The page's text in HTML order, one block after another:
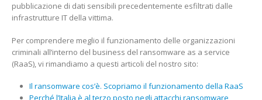
pubblicazione di dati sensibili precedentemente esfiltrati dalle
infrastrutture IT della vittima.
Per comprendere meglio il funzionamento delle organizzazioni
criminali all’interno del business del ransomware as a service
(RaaS), vi rimandiamo a questi articoli del nostro sito:
Il ransomware cos’è. Scopriamo il funzionamento della RaaS
Perché l’Italia è al terzo posto negli attacchi ransomware